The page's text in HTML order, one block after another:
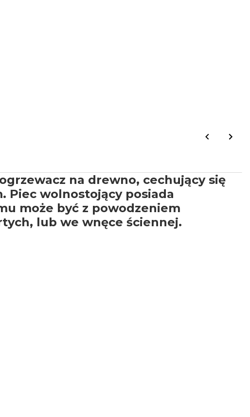
na drewno, cechujący się
Piec wolnostojący posiada
może być z powodzeniem
lub we wnęce ściennej.